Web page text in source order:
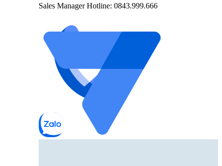
Sales Manager Hotline: 0843.999.666